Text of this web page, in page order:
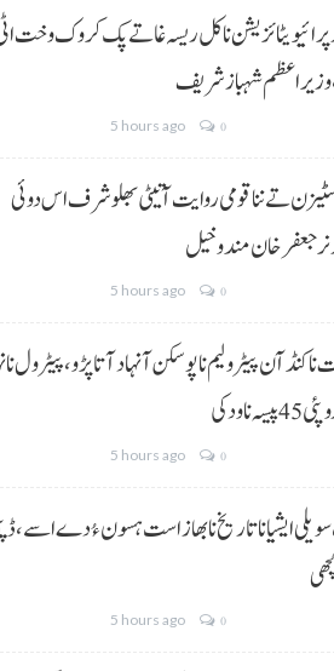
نا کل ریسہ غاتے پک کروک وخت
،وزیراعظم شہباز شریف
5 hours ago 0
تے ننا قومی روایت آتیٹی بھلو شرف اس دوئی
جعفرخان مندوخیل
5 hours ago 0
کنڈ آن پیٹرولیم نا پوسکن آ نہاد آتا پڑو،پیٹرول نا
5 hours ago 0
5 hours ago 0